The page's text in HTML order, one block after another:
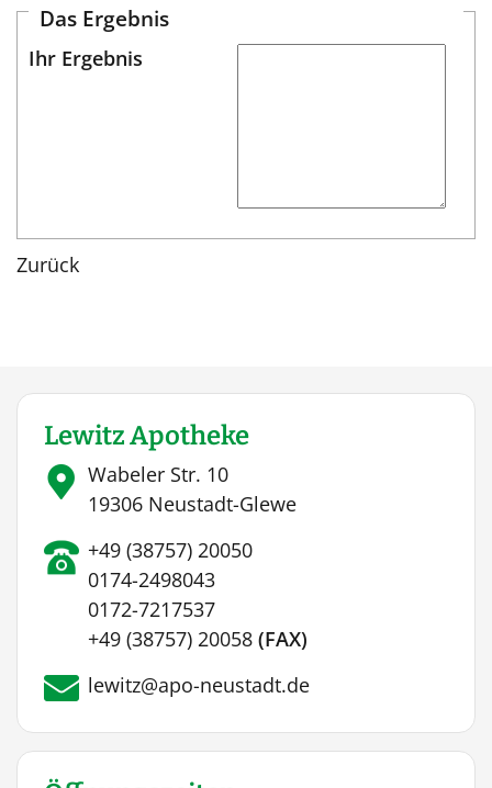
Das Ergebnis
Ihr Ergebnis
Zurück
Lewitz Apotheke
Wabeler Str. 10
19306 Neustadt-Glewe
+49 (38757) 20050
0174-2498043
0172-7217537
+49 (38757) 20058 (FAX)
lewitz@apo-neustadt.de